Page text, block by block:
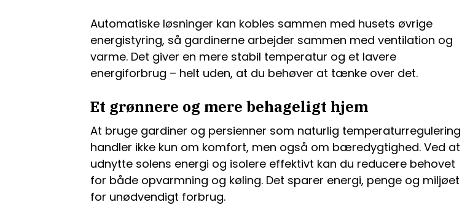
Automatiske løsninger kan kobles sammen med husets øvrige
energistyring, så gardinerne arbejder sammen med ventilation og
varme. Det giver en mere stabil temperatur og et lavere
energiforbrug – helt uden, at du behøver at tænke over det.
Et grønnere og mere behageligt hjem
At bruge gardiner og persienner som naturlig temperaturregulering
handler ikke kun om komfort, men også om bæredygtighed. Ved at
udnytte solens energi og isolere effektivt kan du reducere behovet
for både opvarmning og køling. Det sparer energi, penge og miljøet
for unødvendigt forbrug.